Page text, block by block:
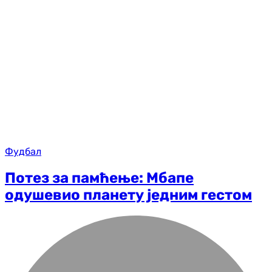
Фудбал
Потез за памћење: Мбапе
одушевио планету једним гестом